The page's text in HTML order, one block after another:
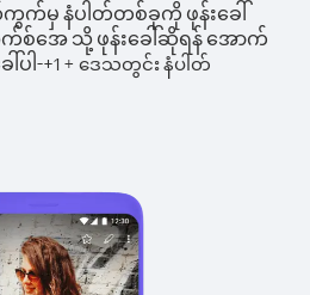
တ်ကွက်မှ နံပါတ်တစ်ခုကို ဖုန်းခေါ်
စ်အေ သို့ ဖုန်းခေါ်ဆိုရန် အောက်
ပါ-+1+ ဒေသတွင်း နံပါတ်